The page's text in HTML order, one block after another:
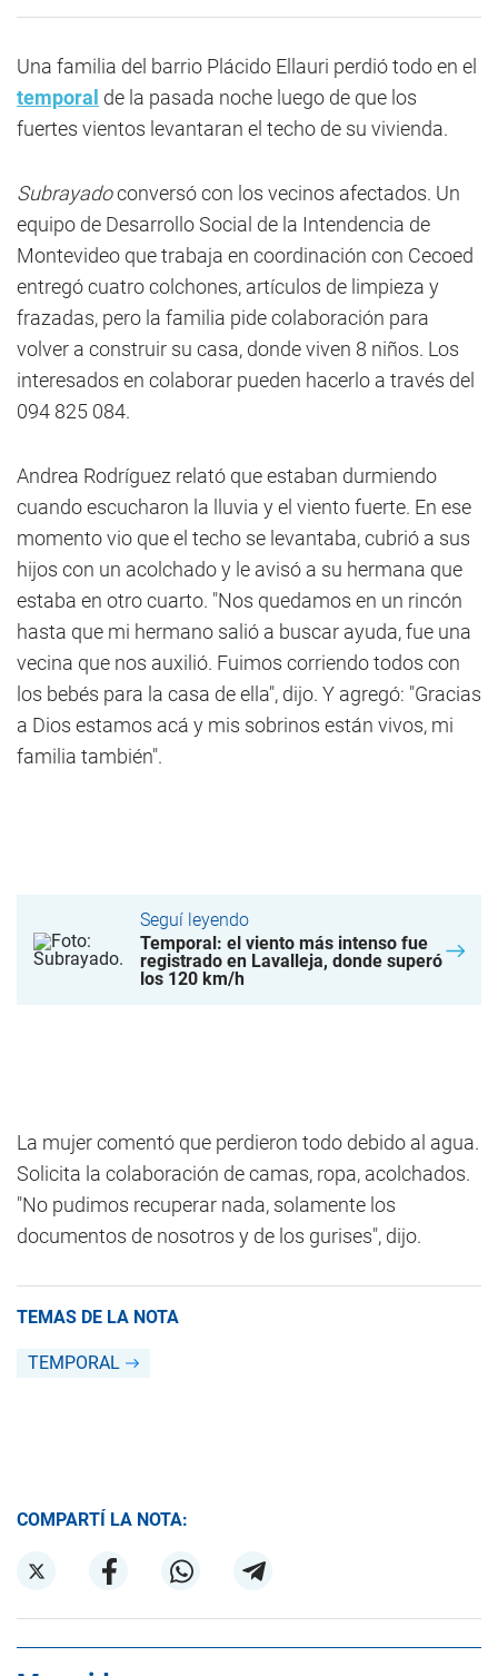
Una familia del barrio Plácido Ellauri perdió todo en el
temporal de la pasada noche luego de que los
fuertes vientos levantaran el techo de su vivienda.
Subrayadoconversó con los vecinos afectados. Un
equipo de Desarrollo Social de la Intendencia de
Montevideo que trabaja en coordinación con Cecoed
entregó cuatro colchones, artículos de limpieza y
frazadas, pero la familia pide colaboración para
volver a construir su casa, donde viven 8 niños. Los
interesados en colaborar pueden hacerlo a través del
094 825 084.
Andrea Rodríguez relató que estaban durmiendo
cuando escucharon la lluvia y el viento fuerte. En ese
momento vio que el techo se levantaba, cubrió a sus
hijos con un acolchado y le avisó a su hermana que
estaba en otro cuarto. "Nos quedamos en un rincón
hasta que mi hermano salió a buscar ayuda, fue una
vecina que nos auxilió. Fuimos corriendo todos con
los bebés para la casa de ella", dijo. Y agregó: "Gracias
a Dios estamos acá y mis sobrinos están vivos, mi
familia también".
Seguí leyendo
Temporal: el viento más intenso fue
registrado en Lavalleja, donde superó
los 120 km/h
La mujer comentó que perdieron todo debido al agua.
Solicita la colaboración de camas, ropa, acolchados.
"No pudimos recuperar nada, solamente los
documentos de nosotros y de los gurises", dijo.
TEMAS DE LA NOTA
TEMPORAL
COMPARTÍ LA NOTA: